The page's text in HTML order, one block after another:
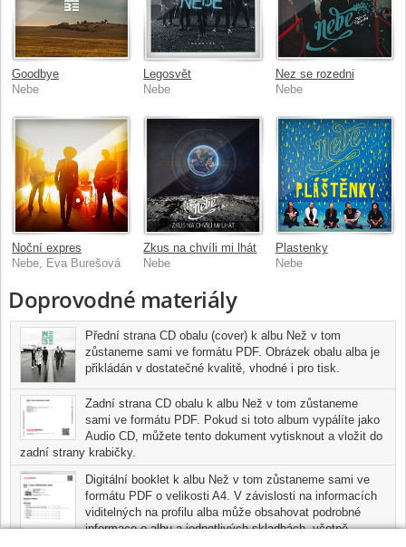
Goodbye
Nebe
Legosvět
Nebe
Nez se rozedni
Nebe
Noční expres
Nebe, Eva Burešová
Zkus na chvíli mi lhát
Nebe
Plastenky
Nebe
Doprovodné materiály
Přední strana CD obalu (cover) k albu Než v tom
zůstaneme sami ve formátu PDF. Obrázek obalu alba je
přikládán v dostatečné kvalitě, vhodné i pro tisk.
Zadní strana CD obalu k albu Než v tom zůstaneme
sami ve formátu PDF. Pokud si toto album vypálíte jako
Audio CD, můžete tento dokument vytisknout a vložit do
zadní strany krabičky.
Digitální booklet k albu Než v tom zůstaneme sami ve
formátu PDF o velikosti A4. V závislosti na informacích
viditelných na profilu alba může obsahovat podrobné
informace o albu a jednotlivých skladbách, včetně